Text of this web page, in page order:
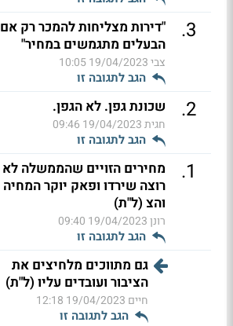
3
.
"דירות מצליחות להמכר רק אם
הבעלים מתגמשים במחיר"
צבי19/04/2023 10:05
הגב לתגובה זו
2
. שכונת גפן. לא הגפן.
חגית19/04/2023 09:46
הגב לתגובה זו
1
.
מחירים הזויים שהממשלה לא
רוצה שירדו ופאק יוקר המחיה
והצ (ל"ת)
רונן19/04/2023 09:40
הגב לתגובה זו
גם מתווכים מלחיצים את
הציבור ועובדים עליו (ל"ת)
חיים 19/04/2023 12:18
הגב לתגובה זו